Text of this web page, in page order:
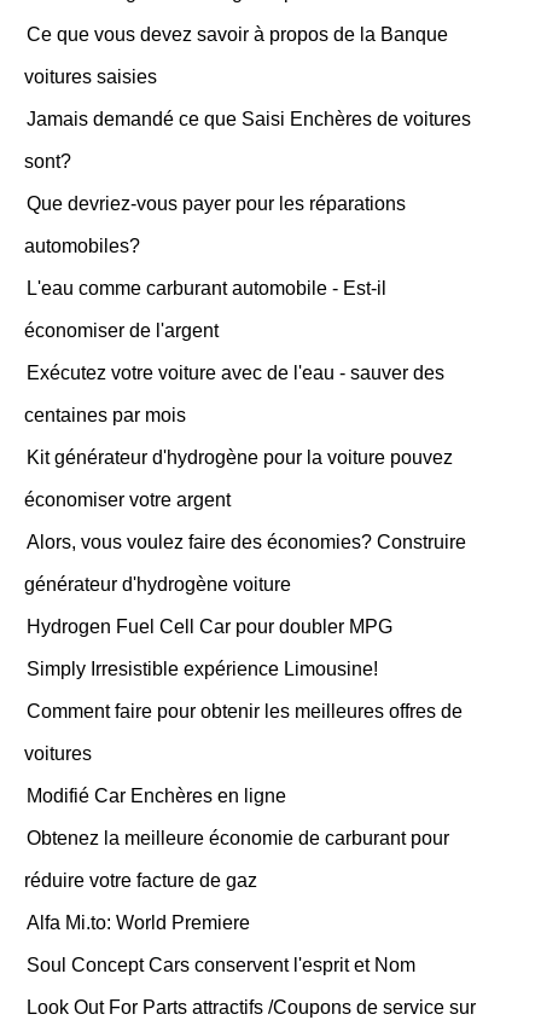
Ce que vous devez savoir à propos de la Banque
voitures saisies
Jamais demandé ce que Saisi Enchères de voitures
sont?
Que devriez-vous payer pour les réparations
automobiles?
L'eau comme carburant automobile - Est-il
économiser de l'argent
Exécutez votre voiture avec de l'eau - sauver des
centaines par mois
Kit générateur d'hydrogène pour la voiture pouvez
économiser votre argent
Alors, vous voulez faire des économies? Construire
générateur d'hydrogène voiture
Hydrogen Fuel Cell Car pour doubler MPG
Simply Irresistible expérience Limousine!
Comment faire pour obtenir les meilleures offres de
voitures
Modifié Car Enchères en ligne
Obtenez la meilleure économie de carburant pour
réduire votre facture de gaz
Alfa Mi.to: World Premiere
Soul Concept Cars conservent l'esprit et Nom
Look Out For Parts attractifs /Coupons de service sur